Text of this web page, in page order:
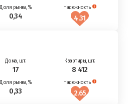
0,34 4.31
17 8 412
0,33 2.65